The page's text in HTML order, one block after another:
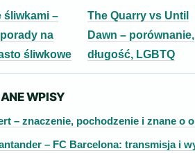
śliwkami –
na
śliwkowe
The Quarry vs Until
Dawn – porównanie,
długość, LGBTQ
WPISY
– znaczenie, pochodzenie i znane o
– FC Barcelona: transmisja i